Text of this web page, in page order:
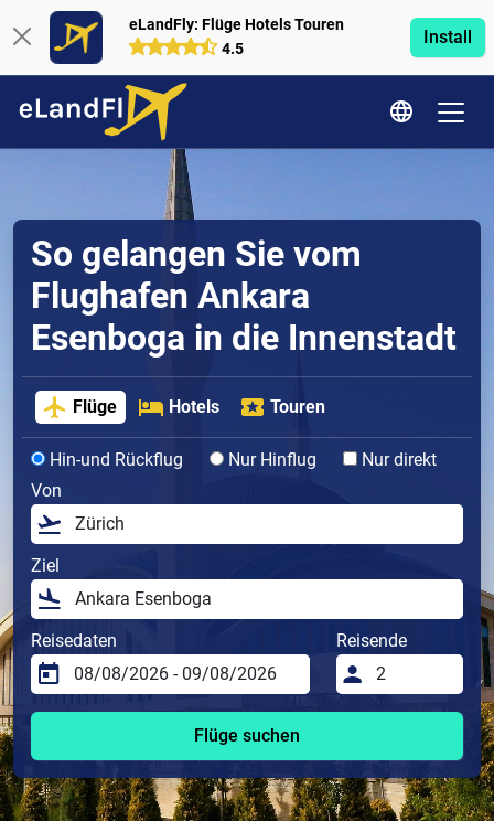
eLandFly: Flüge Hotels Touren
4.5
Install
So gelangen Sie vom
Flughafen Ankara
Esenboga in die Innenstadt
Flüge Hotels Touren
Hin-und Rückflug Nur Hinflug
Nur direkt
Von
Ziel
Reisedaten Reisende
Flüge suchen